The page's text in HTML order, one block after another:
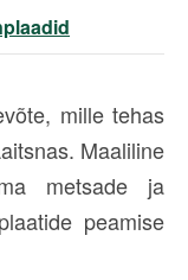
mille tehas
Maaliline
metsade ja
peamise